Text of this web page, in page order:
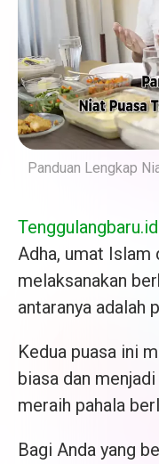
Panduan Lengkap
Tenggulangbaru.id
Adha, umat Islam
melaksanakan
antaranya adalah
Kedua puasa ini
biasa dan
meraih pahala
Bagi Anda yang